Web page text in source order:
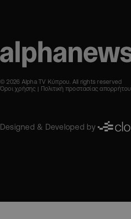
© 2026 Alpha TV Κύπρου. All rights reserved
Όροι χρήσης
Πολιτική προστασίας απορρήτου
Designed & Developed by